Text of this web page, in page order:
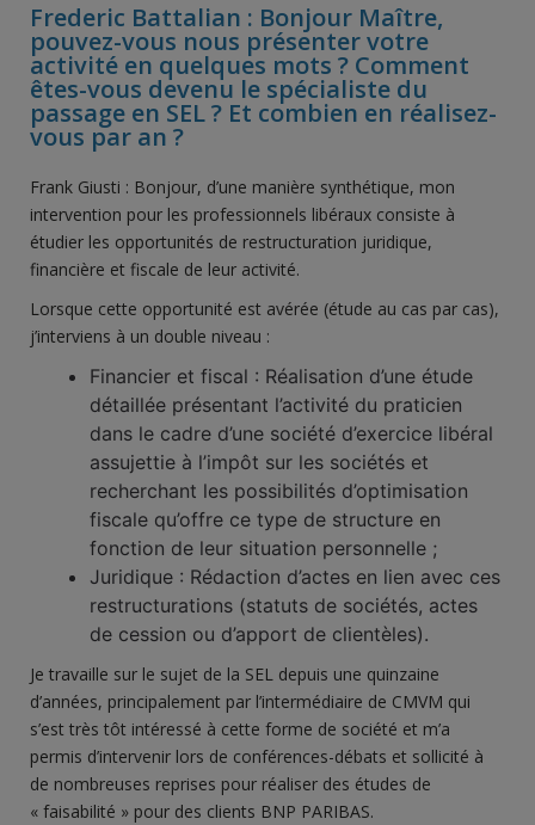
Frederic Battalian : Bonjour Maître,
pouvez-vous nous présenter votre
activité en quelques mots ? Comment
êtes-vous devenu le spécialiste du
passage en SEL ? Et combien en réalisez-
vous par an ?
Frank Giusti : Bonjour, d’une manière synthétique, mon
intervention pour les professionnels libéraux consiste à
étudier les opportunités de restructuration juridique,
financière et fiscale de leur activité.
Lorsque cette opportunité est avérée (étude au cas par cas),
j’interviens à un double niveau :
Financier et fiscal : Réalisation d’une étude
détaillée présentant l’activité du praticien
dans le cadre d’une société d’exercice libéral
assujettie à l’impôt sur les sociétés et
recherchant les possibilités d’optimisation
fiscale qu’offre ce type de structure en
fonction de leur situation personnelle ;
Juridique : Rédaction d’actes en lien avec ces
restructurations (statuts de sociétés, actes
de cession ou d’apport de clientèles).
Je travaille sur le sujet de la SEL depuis une quinzaine
d’années, principalement par l’intermédiaire de CMVM qui
s’est très tôt intéressé à cette forme de société et m’a
permis d’intervenir lors de conférences-débats et sollicité à
de nombreuses reprises pour réaliser des études de
« faisabilité » pour des clients BNP PARIBAS.